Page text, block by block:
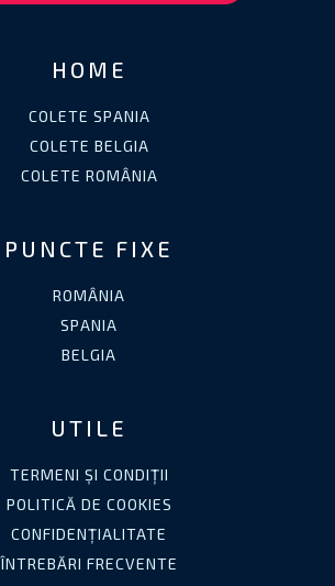
HOME
COLETE SPANIA
COLETE BELGIA
COLETE ROMÂNIA
PUNCTE FIXE
ROMÂNIA
SPANIA
BELGIA
UTILE
TERMENI ȘI CONDIȚII
POLITICĂ DE COOKIES
CONFIDENȚIALITATE
ÎNTREBĂRI FRECVENTE